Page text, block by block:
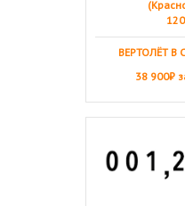
ВЕРТОЛЁТ В
38 900₽